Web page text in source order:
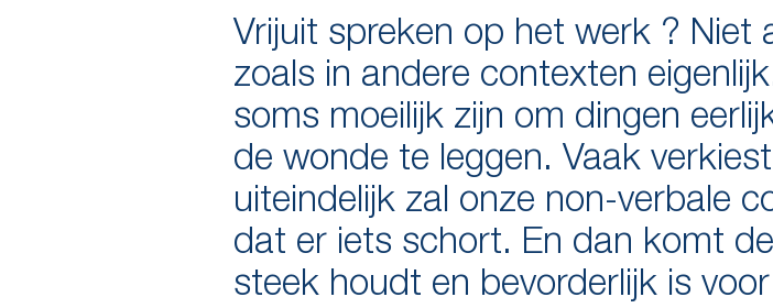
Vrijuit spreken op het werk ? Niet
zoals in andere contexten
soms moeilijk zijn om dingen
de wonde te leggen. Vaak
uiteindelijk zal onze non-verbale
dat er iets schort. En dan komt
steek houdt en bevorderlijk is